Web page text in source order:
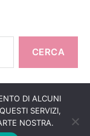
Su
DI ALCUNI
SERVIZI,
NOSTRA.